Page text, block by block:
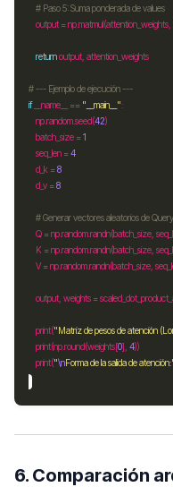
# Paso 5: Suma ponderada de values
    output
= np
return
# --- Ejemplo de ejecución ---
if __name__ == "__main__"
    np
randomseed(42
    batch_size
=1
    seq_len
=4
    d_k
=8
    d_v
=8
# Generar vectores aleatorios de
    Q
= nprandom
    K
= nprandom
    V
= nprandom
    output, weights
=
    print(
"Matriz de pesos de atención
    print(np
round(weights[0], 4
    print(
"\nForma de la salida de
6. Comparación